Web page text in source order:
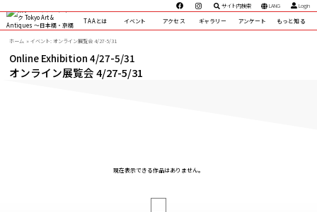
サイト内検索 LANG
Login
TAAとは
イベント アクセス ギャラリー アンケート もっと知る
ホーム イベント: オンライン展覧会 4/27-5/31
Online Exhibition 4/27-5/31
オンライン展覧会 4/27-5/31
現在表示できる作品はありません。